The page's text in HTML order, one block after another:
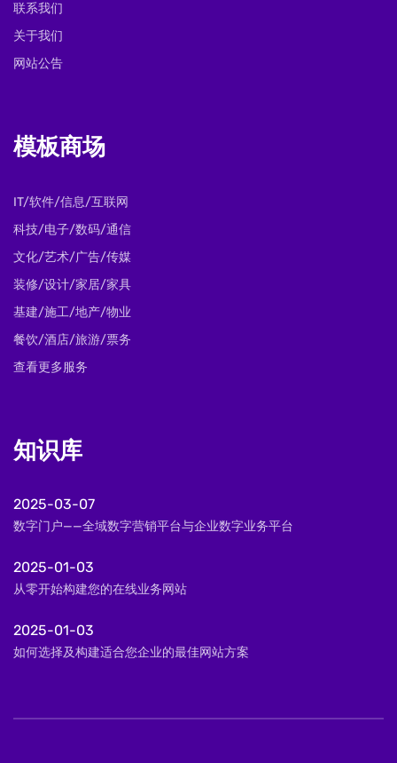
联系我们
关于我们
网站公告
模板商场
IT/软件/信息/互联网
科技/电子/数码/通信
文化/艺术/广告/传媒
装修/设计/家居/家具
基建/施工/地产/物业
餐饮/酒店/旅游/票务
查看更多服务
知识库
2025-03-07
数字门户——全域数字营销平台与企业数字业务平台
2025-01-03
从零开始构建您的在线业务网站
2025-01-03
如何选择及构建适合您企业的最佳网站方案